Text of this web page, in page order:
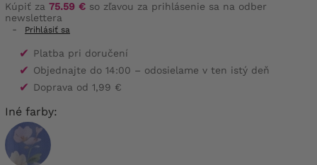
Kúpiť za 75.59 € so zľavou za prihlásenie sa na odber
newslettera
-
Prihlásiť sa
✔ Platba pri doručení
✔ Objednajte do 14:00 – odosielame v ten istý deň
✔ Doprava od 1,99 €
Iné farby: